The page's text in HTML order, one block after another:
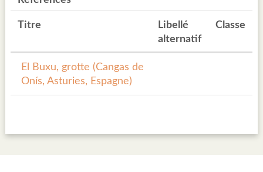
Titre
Libellé
alternatif
Classe
El Buxu, grotte (Cangas de
Onís, Asturies, Espagne)